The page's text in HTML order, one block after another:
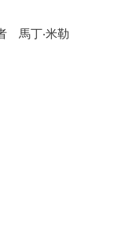
馬丁‧米勒